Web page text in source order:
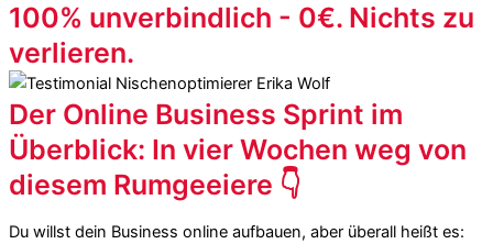
100% unverbindlich - 0€. Nichts zu
verlieren.
Der Online Business Sprint im
Überblick: In vier Wochen weg von
diesem Rumgeeiere 👇
Du willst dein Business online aufbauen, aber überall heißt es: